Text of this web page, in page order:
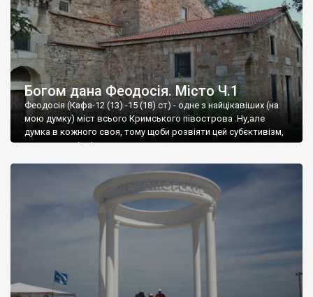
Богом дана Феодосія. Місто Ч.1
Феодосія (Кафа-12 (13) -15 (18) ст) - одне з найцікавіших (на
мою думку) міст всього Кримського півострова .Ну,але
думка в кожного своя, тому щоби розвіяти цей субєктивізм,
запрошую відвідати це